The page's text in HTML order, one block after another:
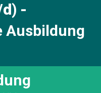
-
Ausbildung